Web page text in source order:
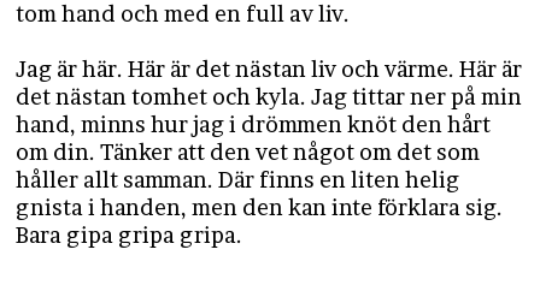
tom hand och med en full av liv.
Jag är här. Här är det nästan liv och värme. Här är
det nästan tomhet och kyla. Jag tittar ner på min
hand, minns hur jag i drömmen knöt den hårt
om din. Tänker att den vet något om det som
håller allt samman. Där finns en liten helig
gnista i handen, men den kan inte förklara sig.
Bara gipa gripa gripa.